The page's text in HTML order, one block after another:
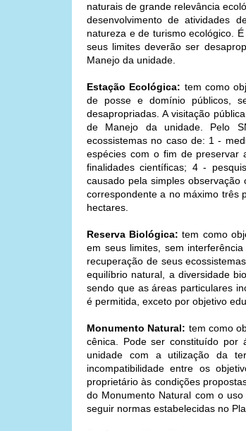
naturais de grande relevância
desenvolvimento de atividades
natureza e de turismo ecológico.
seus limites deverão ser
Manejo da unidade.
Estação Ecológica: tem como
de posse e domínio públicos,
desapropriadas. A visitação
de Manejo da unidade. Pelo
ecossistemas no caso de: 1 -
espécies com o fim de preservar
finalidades científicas; 4 -
causado pela simples
correspondente a no máximo três
hectares.
Reserva Biológica: tem como
em seus limites, sem
recuperação de seus
equilíbrio natural, a diversidade
sendo que as áreas particulares
é permitida, exceto por objetivo
Monumento Natural: tem como
cênica. Pode ser constituído por
unidade com a utilização da
incompatibilidade entre os
proprietário às condições
do Monumento Natural com o
seguir normas estabelecidas no